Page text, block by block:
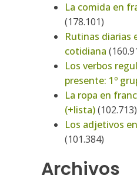
La comida en
(178.101)
Rutinas diarias
cotidiana
Los verbos
presente: 1º
La ropa en
(+lista)(102.713)
Los adjetivos
(101.384)
Archivos